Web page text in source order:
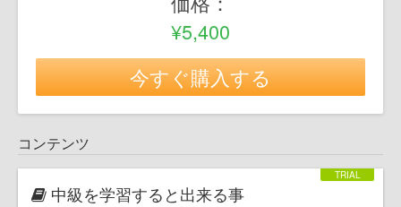
¥5,400
今すぐ購入する
コンテンツ
中級を学習すると出来る事